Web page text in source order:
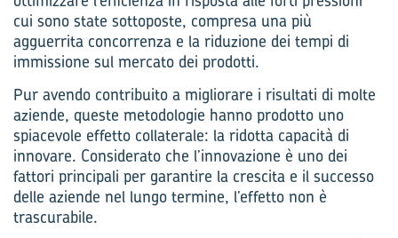
cui sono state sottoposte, compresa una più
agguerrita concorrenza e la riduzione dei tempi di
immissione sul mercato dei prodotti.
Pur avendo contribuito a migliorare i risultati di molte
aziende, queste metodologie hanno prodotto uno
spiacevole effetto collaterale: la ridotta capacità di
innovare. Considerato che l’innovazione è uno dei
fattori principali per garantire la crescita e il successo
delle aziende nel lungo termine, l’effetto non è
trascurabile.